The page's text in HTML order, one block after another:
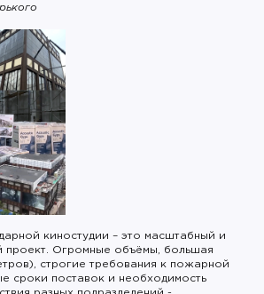
киностудии – это масштабный и
проект. Огромные объёмы, большая
строгие требования к пожарной
сроки поставок и необходимость